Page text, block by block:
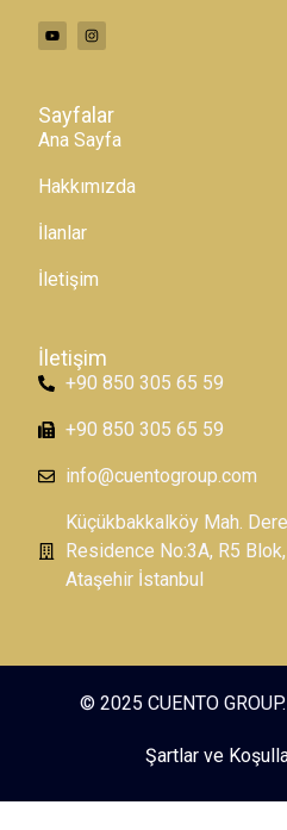
Sayfalar
Ana Sayfa
Hakkımızda
İlanlar
İletişim
İletişim
+90 850 305 65 59
+90 850 305 65 59
info@cuentogroup.com
Küçükbakkalköy Mah.
Residence No:3A, R5
Ataşehir İstanbul
© 2025 CUENTO
Şartlar ve